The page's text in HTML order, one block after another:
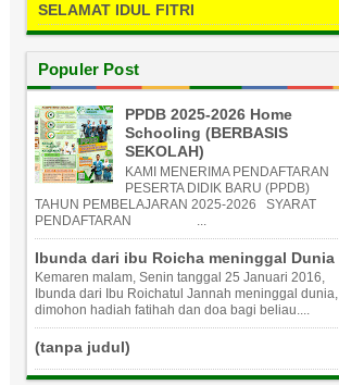
SELAMAT IDUL FITRI
Populer Post
PPDB 2025-2026 Home
Schooling (BERBASIS
SEKOLAH)
KAMI MENERIMA PENDAFTARAN
PESERTA DIDIK BARU (PPDB)
TAHUN PEMBELAJARAN 2025-2026 SYARAT
PENDAFTARAN ...
Ibunda dari ibu Roicha meninggal Dunia
Kemaren malam, Senin tanggal 25 Januari 2016,
Ibunda dari Ibu Roichatul Jannah meninggal dunia,
dimohon hadiah fatihah dan doa bagi beliau....
(tanpa judul)